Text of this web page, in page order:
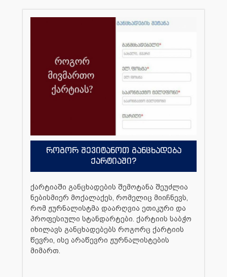
როგორ შევიტანოთ განცხადება
ქარტიაში?
ქარტიაში განცხადების შემოტანა შეუძლია
ნებისმიერ მოქალაქეს, რომელიც მიიჩნევს,
რომ ჟურნალისტმა დაარღვია ეთიკური და
პროფესიული სტანდარტები. ქარტიის საბჭო
იხილავს განცხადებებს როგორც ქარტიის
წევრი, ისე არაწევრი ჟურნალისტების
მიმართ.